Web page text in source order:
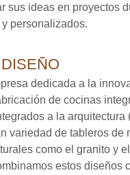
sus ideas en proyectos
personalizados.
dedicada a la
de cocinas
a la arquitectura
variedad de tableros de
como el granito y
estos diseños